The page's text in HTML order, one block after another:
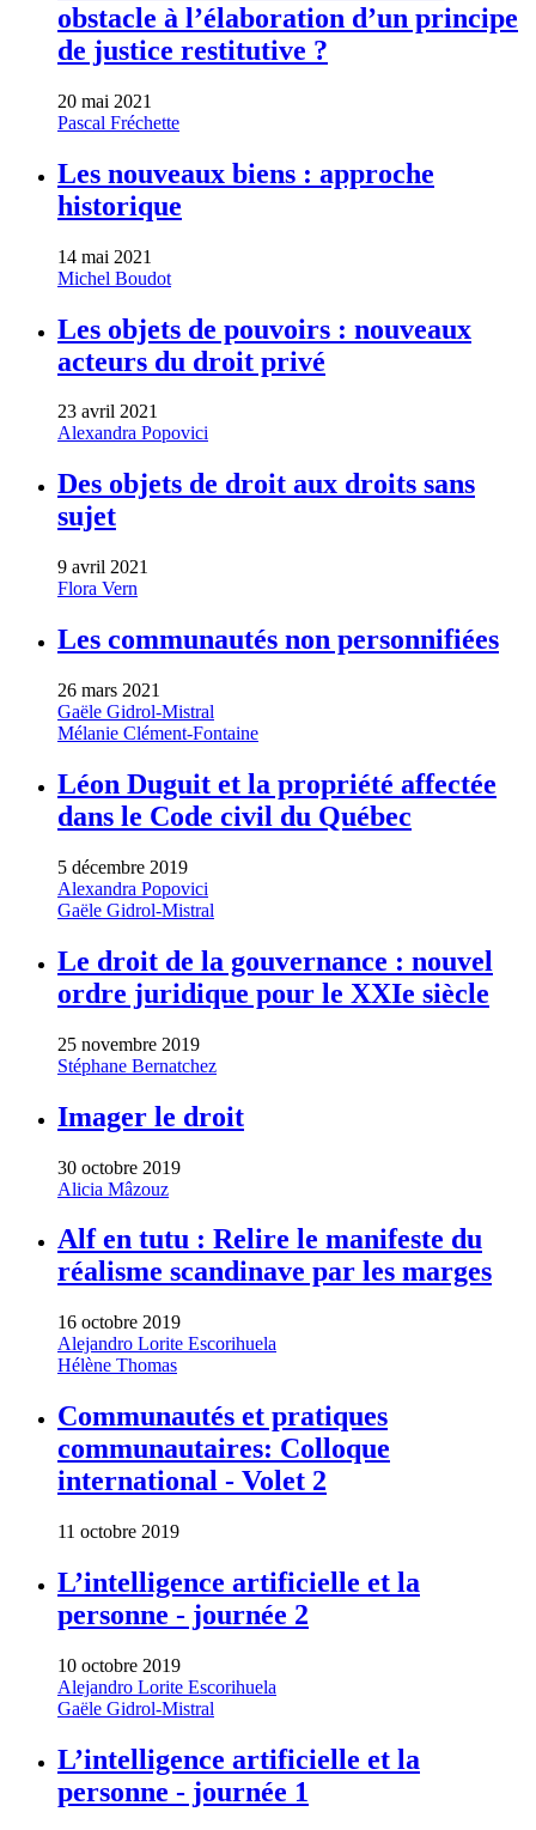
obstacle à l’élaboration d’un principe
de justice restitutive ?
20 mai 2021
Pascal Fréchette
Les nouveaux biens : approche
historique
14 mai 2021
Michel Boudot
Les objets de pouvoirs : nouveaux
acteurs du droit privé
23 avril 2021
Alexandra Popovici
Des objets de droit aux droits sans
sujet
9 avril 2021
Flora Vern
Les communautés non personnifiées
26 mars 2021
Gaële Gidrol-Mistral
Mélanie Clément-Fontaine
Léon Duguit et la propriété affectée
dans le Code civil du Québec
5 décembre 2019
Alexandra Popovici
Gaële Gidrol-Mistral
Le droit de la gouvernance : nouvel
ordre juridique pour le XXIe siècle
25 novembre 2019
Stéphane Bernatchez
Imager le droit
30 octobre 2019
Alicia Mâzouz
Alf en tutu : Relire le manifeste du
réalisme scandinave par les marges
16 octobre 2019
Alejandro Lorite Escorihuela
Hélène Thomas
Communautés et pratiques
communautaires: Colloque
international - Volet 2
11 octobre 2019
L’intelligence artificielle et la
personne - journée 2
10 octobre 2019
Alejandro Lorite Escorihuela
Gaële Gidrol-Mistral
L’intelligence artificielle et la
personne - journée 1